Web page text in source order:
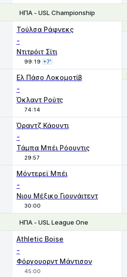
ΗΠΑ - USL Championship
Τούλσα Ράφνεκς
-
Ντιτρόιτ Σίτι
99:19 +7'
Ελ Πάσο Λοκομοτίβ
-
Όκλαντ Ρούτς
74:14
Όραντζ Κάουντι
-
Τάμπα Μπέι Ρόουντις
29:57
Μόντερεϊ Μπέι
-
Νιου Μέξικο Γιουνάιτεντ
30:00
ΗΠΑ - USL League One
Athletic Boise
-
Φόργουορντ Μάντισον
45:00